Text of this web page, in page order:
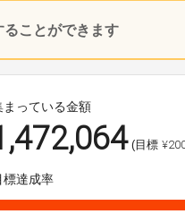
ことができます
まっている金額
(目標
標達成率